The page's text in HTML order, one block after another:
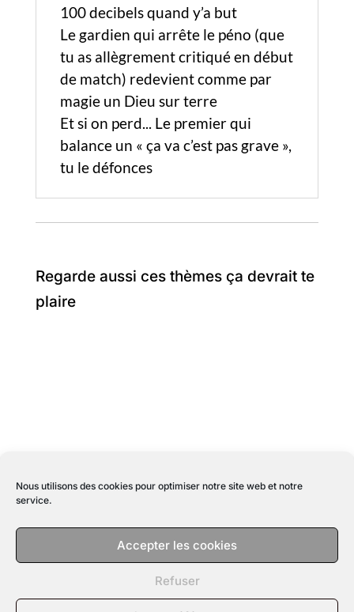
Nous utilisons des cookies pour optimiser notre site web et notre
service.
Accepter les cookies
Refuser
100 decibels quand y’a but
Le gardien qui arrête le péno (que
tu as allègrement critiqué en début
de match) redevient comme par
magie un Dieu sur terre
Et si on perd... Le premier qui
balance un « ça va c’est pas grave »,
tu le défonces
Regarde aussi ces thèmes ça devrait te
plaire
POLITIQUE DE CONFIDENTIALITÉ
INFO | CONTACT MON COMPTE